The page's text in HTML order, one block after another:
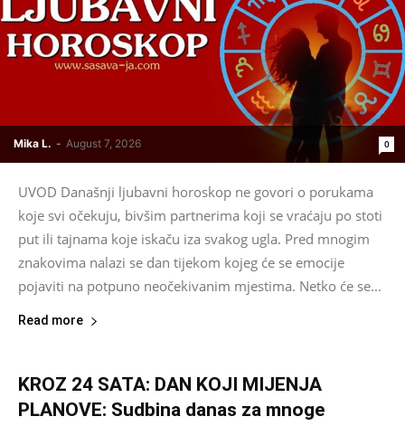
Mika L. - August 7, 2026 0
UVOD Današnji ljubavni horoskop ne govori o porukama
koje svi očekuju, bivšim partnerima koji se vraćaju po stoti
put ili tajnama koje iskaču iza svakog ugla. Pred mnogim
znakovima nalazi se dan tijekom kojeg će se emocije
pojaviti na potpuno neočekivanim mjestima. Netko će se...
Read more
KROZ 24 SATA: DAN KOJI MIJENJA
PLANOVE: Sudbina danas za mnoge